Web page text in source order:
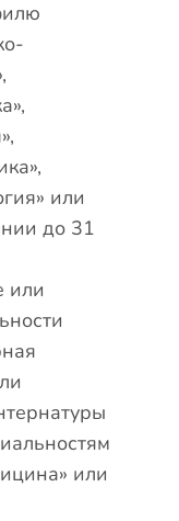
или
до 31
или
или